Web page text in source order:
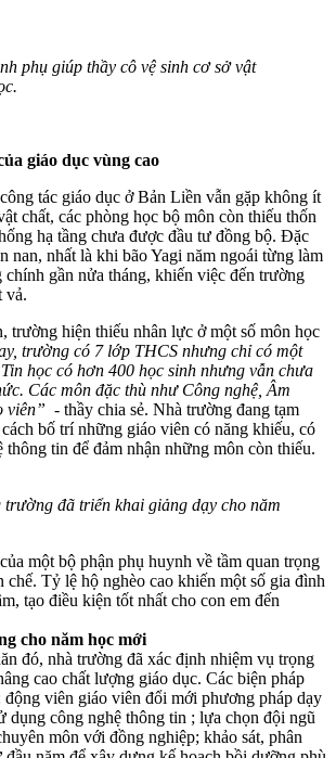
phụ giúp thầy cô vệ sinh cơ sở vật
giáo dục vùng cao
tác giáo dục ở Bản Liền vẫn gặp không ít
chất, các phòng học bộ môn còn thiếu thốn
hạ tầng chưa được đầu tư đồng bộ. Đặc
nan, nhất là khi bão Yagi năm ngoái từng làm
chính gần nửa tháng, khiến việc đến trường
vả.
trường hiện thiếu nhân lực ở một số môn học
trường có 7 lớp THCS nhưng chỉ có một
học có hơn 400 học sinh nhưng vẫn chưa
Các môn đặc thù như Công nghệ, Âm
viên” - thầy chia sẻ. Nhà trường đang tạm
bố trí những giáo viên có năng khiếu, có
thông tin để đảm nhận những môn còn thiếu.
trường đã triển khai giảng dạy cho năm
một bộ phận phụ huynh về tầm quan trọng
chế. Tỷ lệ hộ nghèo cao khiến một số gia đình
tạo điều kiện tốt nhất cho con em đến
cho năm học mới
đó, nhà trường đã xác định nhiệm vụ trọng
cao chất lượng giáo dục. Các biện pháp
viên giáo viên đổi mới phương pháp dạy
dụng công nghệ thông tin ; lựa chọn đội ngũ
môn với đồng nghiệp; khảo sát, phân